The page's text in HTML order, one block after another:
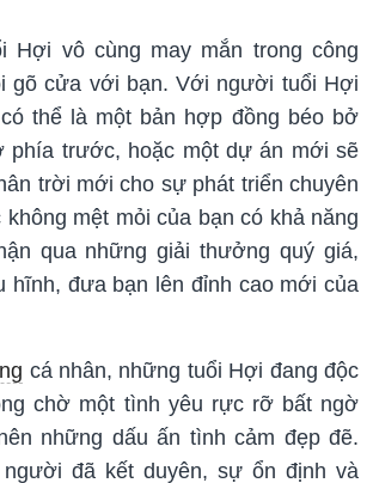
Hợi vô cùng may mắn trong công
gõ cửa với bạn. Với người tuổi Hợi
thể là một bản hợp đồng béo bở
phía trước, hoặc một dự án mới sẽ
trời mới cho sự phát triển chuyên
mệt mỏi của bạn có khả năng
qua những giải thưởng quý giá,
hĩnh, đưa bạn lên đỉnh cao mới của
cá nhân, những tuổi Hợi đang độc
chờ một tình yêu rực rỡ bất ngờ
những dấu ấn tình cảm đẹp đẽ.
đã kết duyên, sự ổn định và